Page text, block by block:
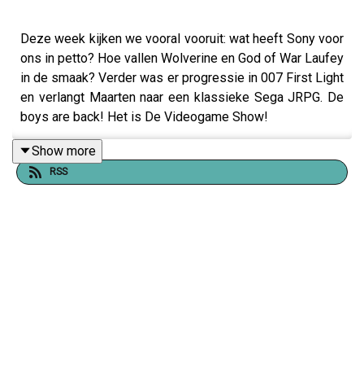
Deze week kijken we vooral vooruit: wat heeft Sony voor
ons in petto? Hoe vallen Wolverine en God of War Laufey
in de smaak? Verder was er progressie in 007 First Light
en verlangt Maarten naar een klassieke Sega JRPG. De
boys are back! Het is De Videogame Show!
00:01:45 - Shining Force
Show more
RSS